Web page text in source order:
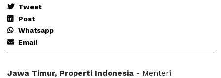
Tweet
Post
Whatsapp
Email
Jawa Timur, Properti Indonesia - Menteri